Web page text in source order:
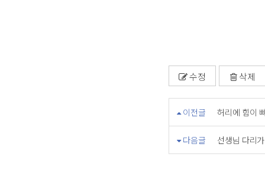
수정 삭제
이전글 허리에 힘이
다음글 선생님 다리